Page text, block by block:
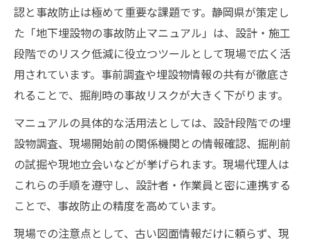
認と事故防止は極めて重要な課題です。静岡県が策定し
た「地下埋設物の事故防止マニュアル」は、設計・施工
段階でのリスク低減に役立つツールとして現場で広く活
用されています。事前調査や埋設物情報の共有が徹底さ
れることで、掘削時の事故リスクが大きく下がります。
マニュアルの具体的な活用法としては、設計段階での埋
設物調査、現場開始前の関係機関との情報確認、掘削前
の試掘や現地立会いなどが挙げられます。現場代理人は
これらの手順を遵守し、設計者・作業員と密に連携する
ことで、事故防止の精度を高めています。
現場での注意点として、古い図面情報だけに頼らず、現